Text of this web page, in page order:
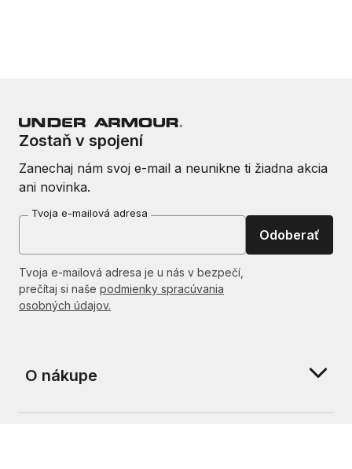
Zostaň v spojení
Zanechaj nám svoj e-mail a neunikne ti žiadna akcia
ani novinka.
Tvoja e-mailová adresa
Odoberať
Tvoja e-mailová adresa je u nás v bezpečí,
prečítaj si naše podmienky spracúvania
osobných údajov.
O nákupe